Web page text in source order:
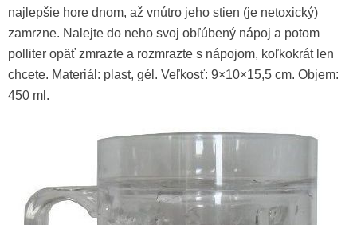
najlepšie hore dnom, až vnútro jeho stien (je netoxický)
zamrzne. Nalejte do neho svoj obľúbený nápoj a potom
polliter opäť zmrazte a rozmrazte s nápojom, koľkokrát len
chcete. Materiál: plast, gél. Veľkosť: 9×10×15,5 cm. Objem:
450 ml.